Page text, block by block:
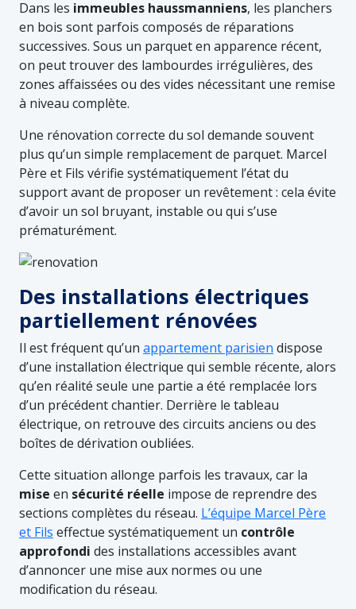
Dans les immeubles haussmanniens, les planchers
en bois sont parfois composés de réparations
successives. Sous un parquet en apparence récent,
on peut trouver des lambourdes irrégulières, des
zones affaissées ou des vides nécessitant une remise
à niveau complète.
Une rénovation correcte du sol demande souvent
plus qu’un simple remplacement de parquet. Marcel
Père et Fils vérifie systématiquement l’état du
support avant de proposer un revêtement : cela évite
d’avoir un sol bruyant, instable ou qui s’use
prématurément.
Des installations électriques
partiellement rénovées
Il est fréquent qu’un appartement parisien dispose
d’une installation électrique qui semble récente, alors
qu’en réalité seule une partie a été remplacée lors
d’un précédent chantier. Derrière le tableau
électrique, on retrouve des circuits anciens ou des
boîtes de dérivation oubliées.
Cette situation allonge parfois les travaux, car la
mise en sécurité réelle impose de reprendre des
sections complètes du réseau. L’équipe Marcel Père
et Fils effectue systématiquement un contrôle
approfondi des installations accessibles avant
d’annoncer une mise aux normes ou une
modification du réseau.